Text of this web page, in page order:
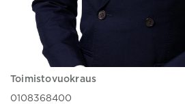
Toimistovuokraus
0108368400